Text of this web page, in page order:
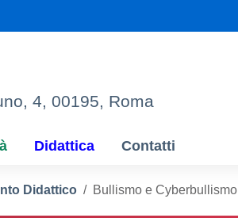
4, 00195, Roma
Didattica Contatti
Didattico Bullismo e Cyberbullismo